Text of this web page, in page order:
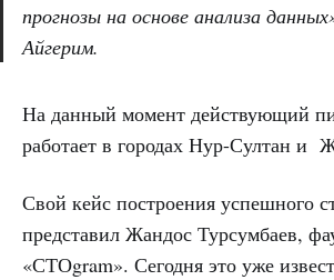
прогнозы на основе анализа
Айгерим.
На данный момент действующий
работает в городах Нур-Султан и
Свой кейс построения успешного
представил Жандос Турсумбаев,
«СТОgram». Сегодня это уже